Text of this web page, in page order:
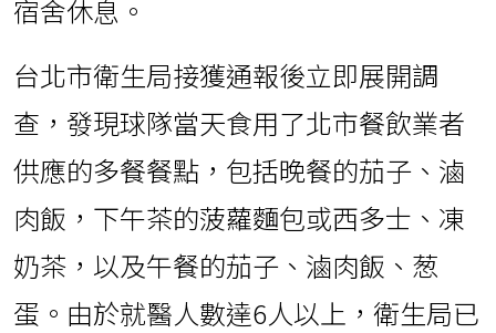
宿舍休息。
台北市衛生局接獲通報後立即展開調
查，發現球隊當天食用了北市餐飲業者
供應的多餐餐點，包括晚餐的茄子、滷
肉飯，下午茶的菠蘿麵包或西多士、凍
奶茶，以及午餐的茄子、滷肉飯、葱
蛋。由於就醫人數達6人以上，衛生局已